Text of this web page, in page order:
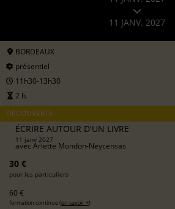
11 JANV. 2027
BORDEAUX
présentiel
11h30-13h30
2 h.
DÉCOUVERTE
ÉCRIRE AUTOUR D'UN LIVRE
11 janv 2027
avec Arlette Mondon-Neycensas
30 €
pour les particuliers
60 €
formation continue (en savoir +)